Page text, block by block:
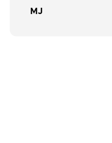
MJ